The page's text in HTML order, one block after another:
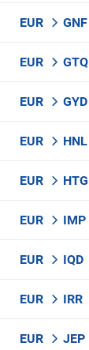
EUR GNF
EUR GTQ
EUR GYD
EUR HNL
EUR HTG
EUR IMP
EUR IQD
EUR IRR
EUR JEP